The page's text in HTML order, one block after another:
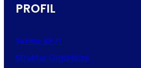
PROFIL
Sekilas BPJT
Struktur Organisasi